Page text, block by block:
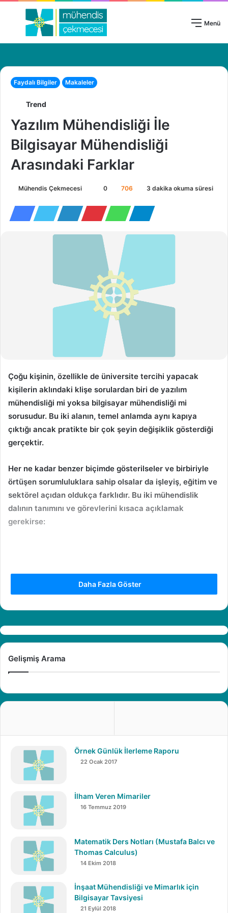
Giriş Yap Menü
Faydalı Bilgiler Makaleler
Trend
Yazılım Mühendisliği İle
Bilgisayar Mühendisliği
Arasındaki Farklar
Mühendis Çekmecesi
t
a
g
e
0 706 3 dakika okuma süresi
Çoğu kişinin, özellikle de üniversite tercihi yapacak
kişilerin aklındaki klişe sorulardan biri de yazılım
mühendisliği mi yoksa bilgisayar mühendisliği mi
sorusudur. Bu iki alanın, temel anlamda aynı kapıya
çıktığı ancak pratikte bir çok şeyin değişiklik gösterdiği
gerçektir.
Her ne kadar benzer biçimde gösterilseler ve birbiriyle
örtüşen sorumluluklara sahip olsalar da işleyiş, eğitim ve
sektörel açıdan oldukça farklıdır. Bu iki mühendislik
dalının tanımını ve görevlerini kısaca açıklamak
gerekirse:
Yazılım Mühendisliği
geliştirmevebakımıgibi 3 temel kola ayrılan görevleri
bulunmaktadır.
Yazılım mühendisleri, yazılım alanında belirli hedeflere
ulaşmak için şu görevleri üstlenecek bir iş disiplinine
sahip olurlar:
belirlemek ve onaylamak,
Yazılım yaşam döngüsünü projelerde etkin
kullanabilmek,
Tasarım prensiplerine göre uygulamalar geliştirmek,
Müşteri ihtiyacını iyi belirlemek,
Daha Fazla Göster
Gelişmiş Arama
Örnek Günlük İlerleme Raporu
22 Ocak 2017
İlham Veren Mimariler
16 Temmuz 2019
Matematik Ders Notları (Mustafa Balcı ve
Thomas Calculus)
14 Ekim 2018
İnşaat Mühendisliği ve Mimarlık için
Bilgisayar Tavsiyesi
21 Eylül 2018